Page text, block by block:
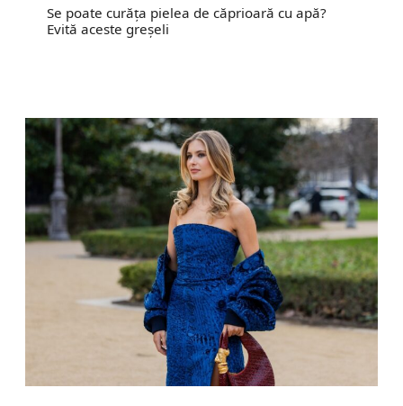
Se poate curăța pielea de căprioară cu apă?
Evită aceste greșeli